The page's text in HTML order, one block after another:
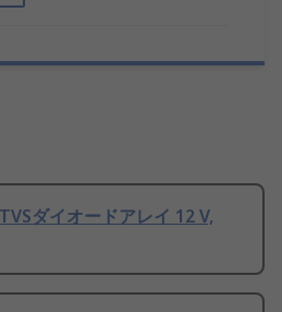
ダイオードアレイ 12 V,